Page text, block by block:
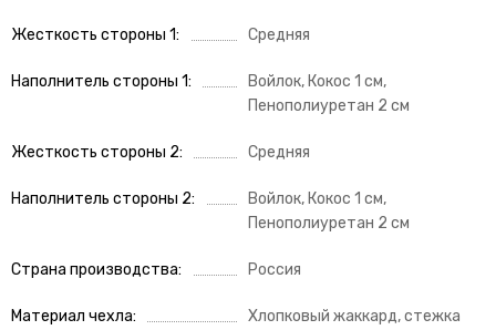
Жесткость стороны 1 Средняя
Наполнитель стороны 1
Войлок, Кокос 1 см,
Пенополиуретан 2 см
Жесткость стороны 2 Средняя
Наполнитель стороны 2
Войлок, Кокос 1 см,
Пенополиуретан 2 см
Страна производства Россия
Материал чехла
Хлопковый жаккард, стежка